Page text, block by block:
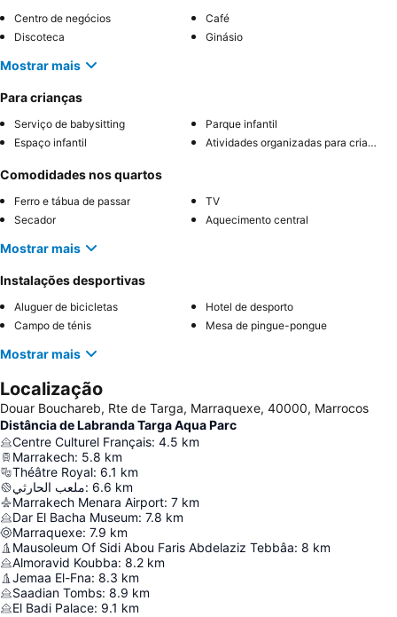
Centro de negócios
Café
Discoteca
Ginásio
Mostrar mais
Para crianças
Serviço de babysitting
Parque infantil
Espaço infantil
Atividades organizadas para crianças
Comodidades nos quartos
Ferro e tábua de passar
TV
Secador
Aquecimento central
Mostrar mais
Instalações desportivas
Aluguer de bicicletas
Hotel de desporto
Campo de ténis
Mesa de pingue-pongue
Mostrar mais
Localização
Douar Bouchareb, Rte de Targa, Marraquexe, 40000, Marrocos
Distância de Labranda Targa Aqua Parc
Centre Culturel Français: 4.5 km
Marrakech: 5.8 km
Théâtre Royal: 6.1 km
ملعب الحارثي: 6.6 km
Marrakech Menara Airport: 7 km
Dar El Bacha Museum: 7.8 km
Marraquexe: 7.9 km
Mausoleum Of Sidi Abou Faris Abdelaziz Tebbâa: 8 km
Almoravid Koubba: 8.2 km
Jemaa El-Fna: 8.3 km
Saadian Tombs: 8.9 km
El Badi Palace: 9.1 km